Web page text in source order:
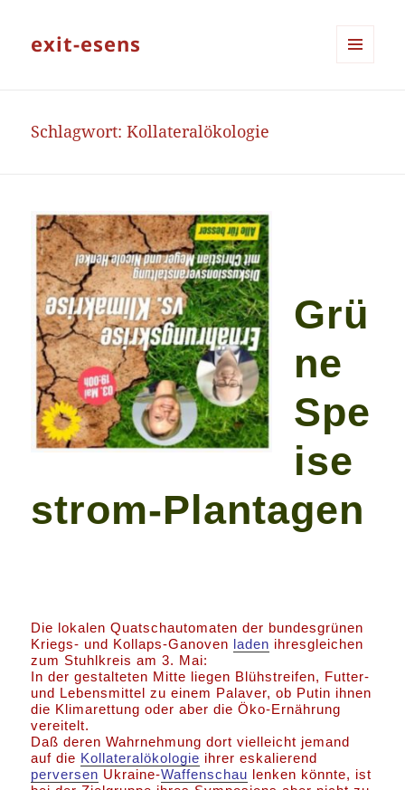
exit-esens
Schlagwort:Kollateralökologie
Grü
ne
Spe
ise
strom-Plantagen
Die lokalen Quatschautomaten der bundesgrünen
Kriegs- und Kollaps-Ganoven laden ihresgleichen
zum Stuhlkreis am 3. Mai:
In der gestalteten Mitte liegen Blühstreifen, Futter-
und Lebensmittel zu einem Palaver, ob Putin ihnen
die Klimarettung oder aber die Öko-Ernährung
vereitelt.
Daß deren Wahrnehmung dort vielleicht jemand
auf die Kollateralökologie ihrer eskalierend
perversen Ukraine-Waffenschau lenken könnte, ist